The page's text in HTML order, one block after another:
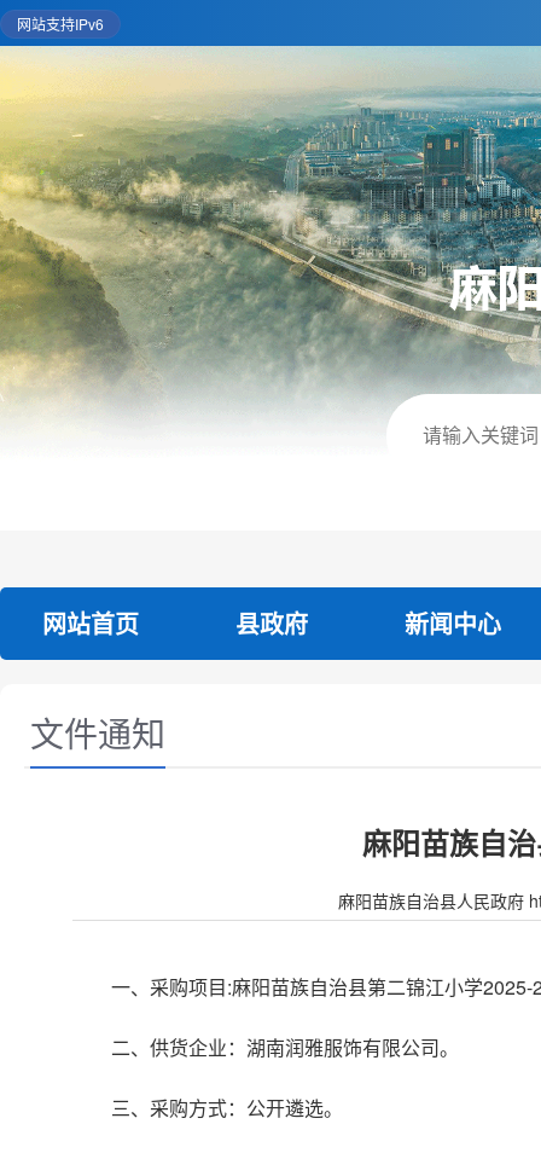
网站支持IPv6
网站首页 县政府 新闻中心
文件通知
麻阳苗族自
麻阳苗族自治县人民政府
一、采购项目:麻阳苗族自治县第二锦江小学
二、供货企业：湖南润雅服饰有限公司。
三、采购方式：公开遴选。